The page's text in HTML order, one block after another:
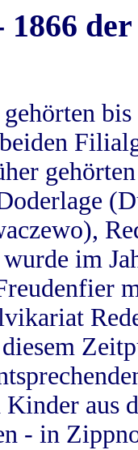
1866
im
aus
- in